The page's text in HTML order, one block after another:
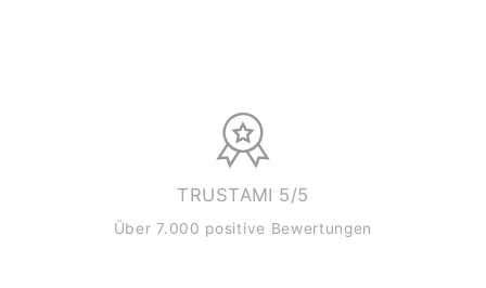
TRUSTAMI 5/5
Über 7.000 positive Bewertungen